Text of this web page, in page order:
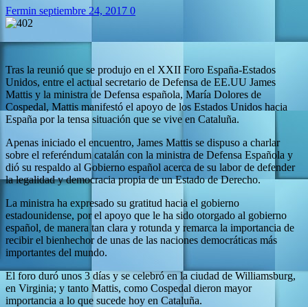
Fermin septiembre 24, 2017 0
Tras la reunió que se produjo en el XXII Foro España-Estados
Unidos, entre el actual secretario de Defensa de EE.UU James
Mattis y la ministra de Defensa española, María Dolores de
Cospedal, Mattis manifestó el apoyo de los Estados Unidos hacia
España por la tensa situación que se vive en Cataluña.
Apenas iniciado el encuentro, James Mattis se dispuso a charlar
sobre el referéndum catalán con la ministra de Defensa Española y
dió su respaldo al Gobierno español acerca de su labor de defender
la legalidad y democracia propia de un Estado de Derecho.
La ministra ha expresado su gratitud hacia el gobierno
estadounidense, por el apoyo que le ha sido otorgado al gobierno
español, de manera tan clara y rotunda y remarca la importancia de
recibir el bienhechor de unas de las naciones democráticas más
importantes del mundo.
El foro duró unos 3 días y se celebró en la ciudad de Williamsburg,
en Virginia; y tanto Mattis, como Cospedal dieron mayor
importancia a lo que sucede hoy en Cataluña.